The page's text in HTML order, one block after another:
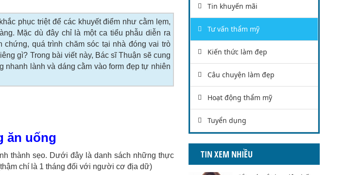
phục triệt để các khuyết điểm như cằm lẹm,
Mặc dù đây chỉ là một ca tiểu phẫu diễn ra
quá trình chăm sóc tại nhà đóng vai trò
gì? Trong bài viết này, Bác sĩ Thuận sẽ cung
nhanh lành và dáng cằm vào form đẹp tự nhiên
ăn uống
thành sẹo. Dưới đây là danh sách những thực
chí là 1 tháng đối với người cơ địa dữ)
Tin khuyến mãi
Tư vấn thẩm mỹ
Kiến thức làm đẹp
Câu chuyện làm đẹp
Hoạt động thẩm mỹ
Tuyển dụng
TIN XEM NHIỀU